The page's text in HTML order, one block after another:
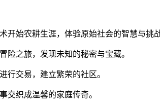
始农耕生涯，体验原始社会的智慧与挑战
险之旅，发现未知的秘密与宝藏。
行交易，建立繁荣的社区。
交织成温馨的家庭传奇。